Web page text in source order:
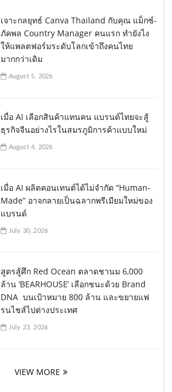
เจาะกลยุทธ์ Canva Thailand กับคุณ แม็กซ์-
ภัคพล Country Manager คนแรก ทำยังไง
ให้แพลตฟอร์มระดับโลกเข้าถึงคนไทย
มากกว่าเดิม
August 5, 2026
เมื่อ AI เลือกสินค้าแทนคน แบรนด์ไทยจะสู้
ธุรกิจจีนอย่างไรในสมรภูมิการค้าแบบใหม่
August 4, 2026
เมื่อ AI ผลิตคอนเทนต์ได้ไม่จำกัด “Human-
Made” อาจกลายเป็นฉลากพรีเมียมใหม่ของ
แบรนด์
July 30, 2026
สูตรสู้ศึก Red Ocean ตลาดชานม 6,000
ล้าน ‘BEARHOUSE’ เลือกชนะด้วย Brand
DNA บนเป้าหมาย 800 ล้าน และขยายแฟ
รนไชส์ไปต่างประเทศ
July 23, 2026
VIEW MORE